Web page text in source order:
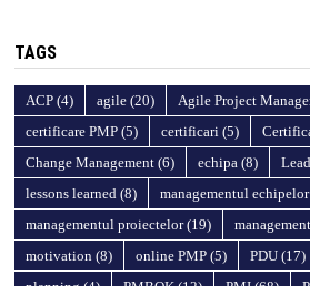
TAGS
ACP(4) agile(20) Agile Project
certificare PMP(5) certificari (5)
Change Management(6) echipa (8)
lessons learned (8) managementul echipelor
managementul proiectelor(19)
motivation (8) online PMP(5) PDU(17)